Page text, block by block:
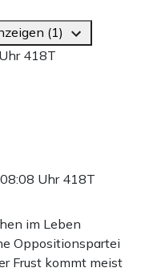
(1)
418T
Uhr 418T
im Leben
Oppositionspartei
Frust kommt meist